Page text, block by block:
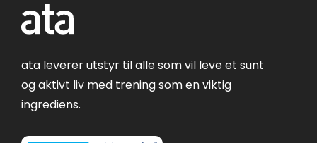
ata leverer utstyr til alle som vil leve et sunt
og aktivt liv med trening som en viktig
ingrediens.